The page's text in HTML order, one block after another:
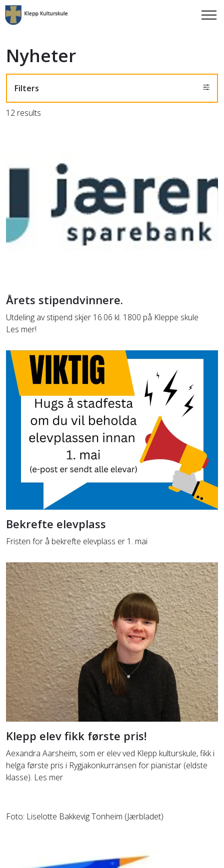
Nyheter
Filters
12 results
Årets stipendvinnere.
Utdeling av stipend skjer 16.06 kl. 1800 på Kleppe skule
Les mer!
Bekrefte elevplass
Fristen for å bekrefte elevplass er 1. mai
Klepp elev fikk første pris!
Aexandra Aarsheim, som er elev ved Klepp kulturskule, fikk i
helga første pris i Rygjakonkurransen for pianistar (eldste
klasse). Les mer
Foto: Liselotte Bakkevig Tonheim (Jærbladet)